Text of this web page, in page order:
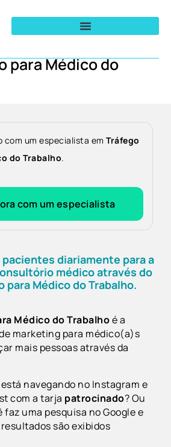
para Médico do
diariamente para a
médico através do
para Médico do Trabalho.
Médico do Trabalhoé a
marketing para médico(a)s
mais pessoas através da
navegando no Instagram e
com a tarja patrocinado? Ou
uma pesquisa no Google e
são exibidos
com um especialista em Tráfego
do Trabalho.
com um especialista